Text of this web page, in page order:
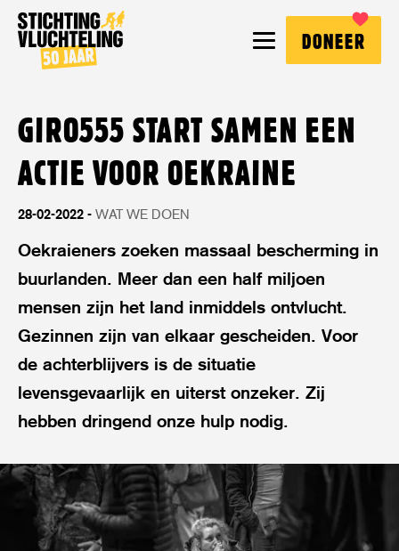
DONEER
GIRO555 START SAMEN EEN
ACTIE VOOR OEKRAINE
28-02-2022 WAT WE DOEN
Oekraieners zoeken massaal bescherming in
buurlanden. Meer dan een half miljoen
mensen zijn het land inmiddels ontvlucht.
Gezinnen zijn van elkaar gescheiden. Voor
de achterblijvers is de situatie
levensgevaarlijk en uiterst onzeker. Zij
hebben dringend onze hulp nodig.